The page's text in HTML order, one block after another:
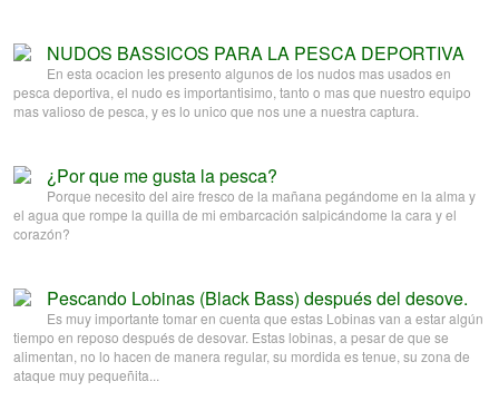
NUDOS BASSICOS PARA LA PESCA DEPORTIVA
En esta ocacion les presento algunos de los nudos mas usados en
pesca deportiva, el nudo es importantisimo, tanto o mas que nuestro equipo
mas valioso de pesca, y es lo unico que nos une a nuestra captura.
¿Por que me gusta la pesca?
Porque necesito del aire fresco de la mañana pegándome en la alma y
el agua que rompe la quilla de mi embarcación salpicándome la cara y el
corazón?
Pescando Lobinas (Black Bass) después del desove.
Es muy importante tomar en cuenta que estas Lobinas van a estar algún
tiempo en reposo después de desovar. Estas lobinas, a pesar de que se
alimentan, no lo hacen de manera regular, su mordida es tenue, su zona de
ataque muy pequeñita...